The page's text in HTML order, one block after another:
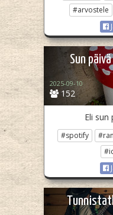
#arvostele
Sun
152
2025-09-10
Eli sun
#spotify